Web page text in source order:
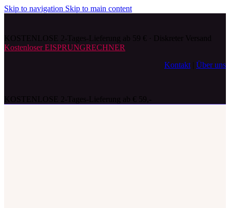
Skip to navigation Skip to main content
Kostenloser EISPRUNGRECHNER
Kontakt
Über uns